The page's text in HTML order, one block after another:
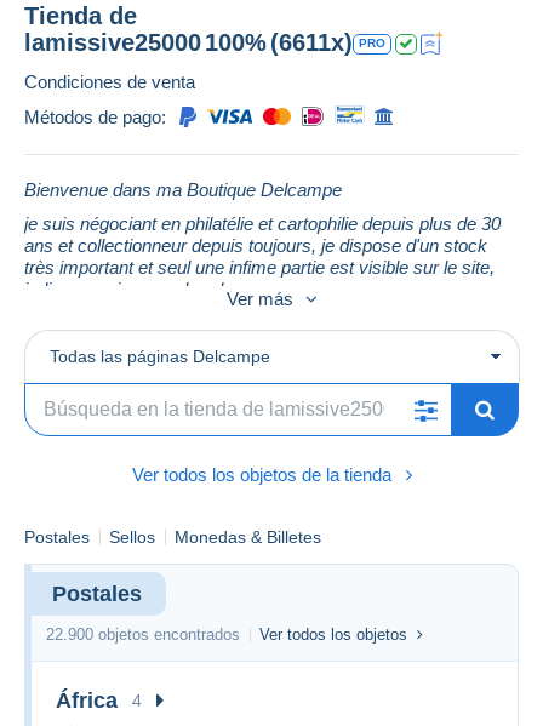
Tienda de
lamissive25000100%(6611x) PRO
Condiciones de venta
Métodos de pago:
Bienvenue dans ma Boutique Delcampe
je suis négociant en philatélie et cartophilie depuis plus de 30
ans et collectionneur depuis toujours, je dispose d'un stock
très important et seul une infime partie est visible sur le site,
indiquer moi vos recherches
sont toujours déduit avant la mise en vente, et après une
première mise en vente aux enchères les lots passent en prix
fixe et après 14 jours j'accepte d'étudier les remises jusqu'a
10% et après 90 jours jusqu'a 30%
d'emballage sont très raisonnable, cependant pour les
règlements avec paypal le suivi est obligatoire
ville….
Ver más
Todas las páginas Delcampe
Ver todos los objetos de la tienda
Postales Sellos Monedas & Billetes
Postales
22.900 objetos encontrados Ver todos los objetos
África 4